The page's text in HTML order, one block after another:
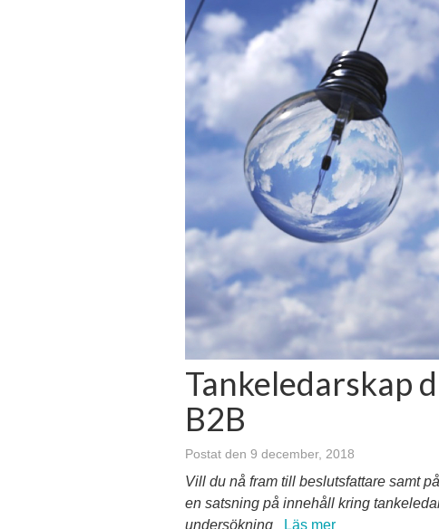
Tankeledarskap
B2B
Postat den 9 december, 2018
Vill du nå fram till beslutsfattare samt
en satsning på innehåll kring
undersökning
Läs mer